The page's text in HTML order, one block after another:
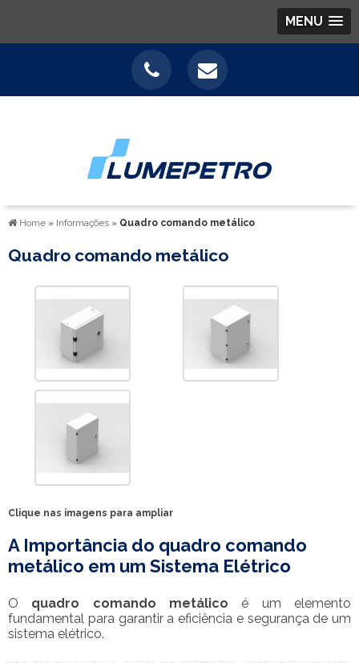
MENU
Home » Informações » Quadro comando metálico
Quadro comando metálico
Clique nas imagens para ampliar
A Importância do quadro comando
metálico em um Sistema Elétrico
O quadro comando metálico é um elemento
fundamental para garantir a eficiência e segurança de um
sistema elétrico.